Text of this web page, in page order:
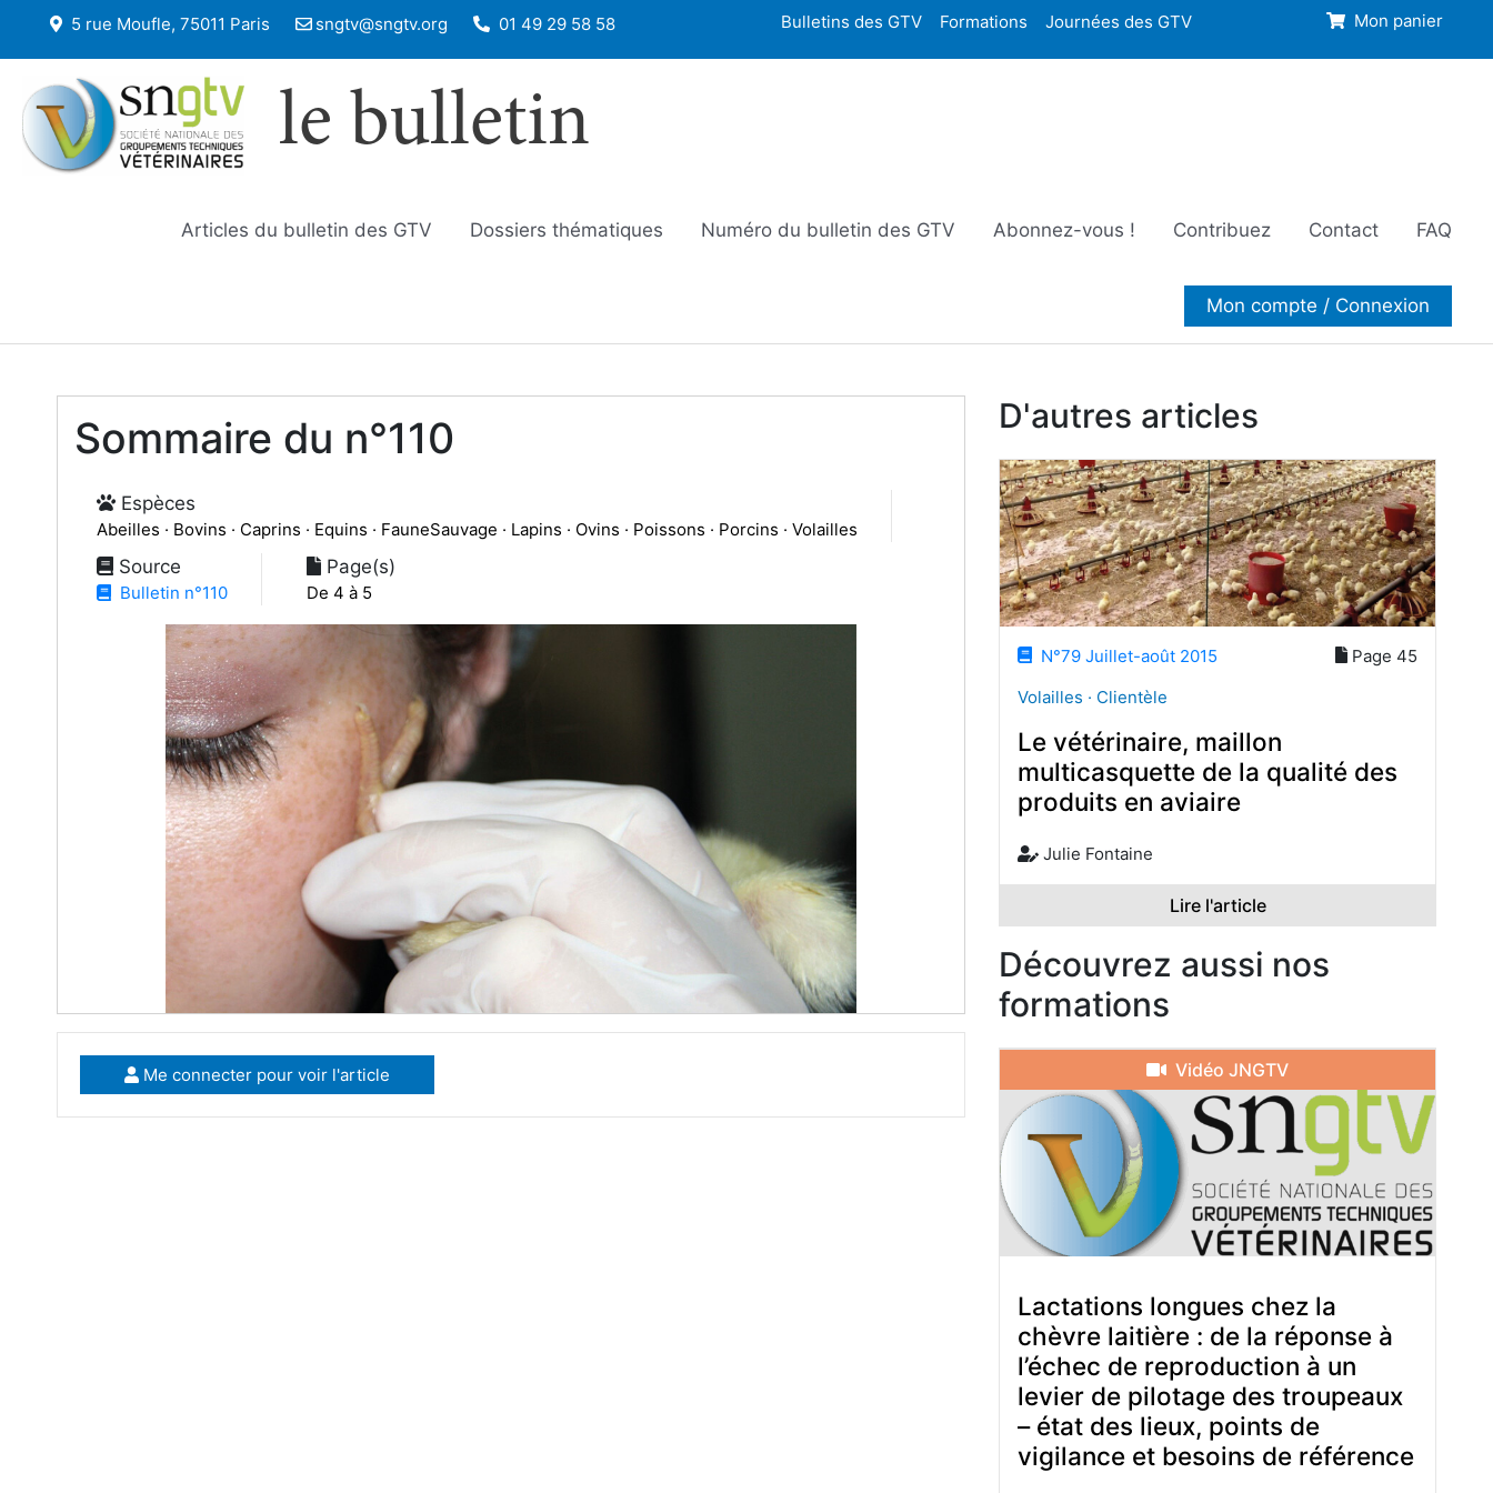
5 rue Moufle, 75011 Paris sngtv@sngtv.org 01 49 29 58 58 Bulletins des GTV Formations Journées des GTV Mon panier
le bulletin
Articles du bulletin des GTV Dossiers thématiques Numéro du bulletin des GTV Abonnez-vous ! Contribuez Contact FAQ
Mon compte / Connexion
Sommaire du n°110
Espèces
Abeilles · Bovins · Caprins · Equins · FauneSauvage · Lapins · Ovins · Poissons · Porcins · Volailles
Source
Bulletin n°110
Page(s)
De 4 à 5
Me connecter pour voir l'article
D'autres articles
N°79 Juillet-août 2015
Page 45
Volailles · Clientèle
Le vétérinaire, maillon
multicasquette de la qualité des
produits en aviaire
Julie Fontaine
Lire l'article
Découvrez aussi nos
formations
Vidéo JNGTV
Lactations longues chez la
chèvre laitière : de la réponse à
l’échec de reproduction à un
levier de pilotage des troupeaux
– état des lieux, points de
vigilance et besoins de référence